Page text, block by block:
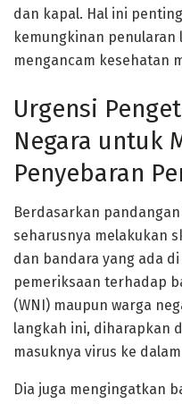
dan kapal. Hal ini
kemungkinan penularan
mengancam kesehatan
Urgensi
Negara untuk
Penyebaran
Berdasarkan
seharusnya melakukan
dan bandara yang ada
pemeriksaan terhadap
(WNI) maupun warga
langkah ini, diharapkan
masuknya virus ke
Dia juga mengingatkan